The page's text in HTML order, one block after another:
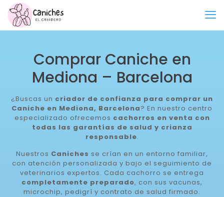
Comprar Caniche en
Mediona – Barcelona
¿Buscas un criador de confianza para comprar un
Caniche en Mediona, Barcelona? En nuestro centro
especializado ofrecemos cachorros en venta con
todas las garantías de salud y crianza
responsable.
Nuestros Caniches se crían en un entorno familiar,
con atención personalizada y bajo el seguimiento de
veterinarios expertos. Cada cachorro se entrega
completamente preparado, con sus vacunas,
microchip, pedigrí y contrato de salud firmado.